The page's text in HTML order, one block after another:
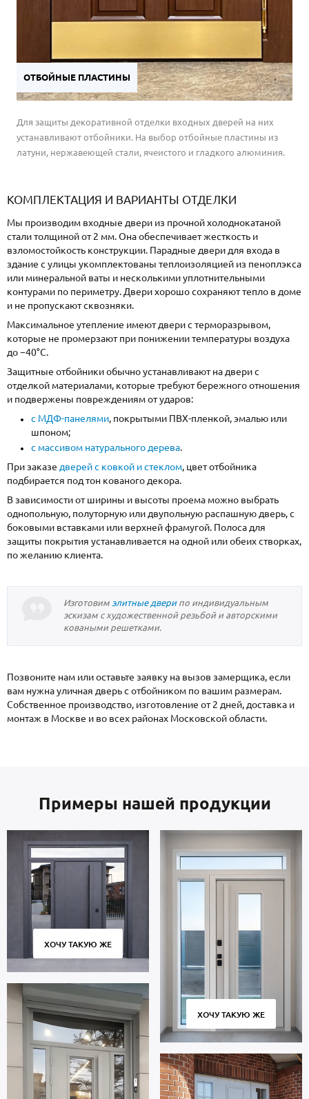
ОТБОЙНЫЕ ПЛАСТИНЫ
Для защиты декоративной отделки входных дверей на них
устанавливают отбойники. На выбор отбойные пластины из
латуни, нержавеющей стали, ячеистого и гладкого алюминия.
КОМПЛЕКТАЦИЯ И ВАРИАНТЫ ОТДЕЛКИ
Мы производим входные двери из прочной холоднокатаной
стали толщиной от 2 мм. Она обеспечивает жесткость и
взломостойкость конструкции. Парадные двери для входа в
здание с улицы укомплектованы теплоизоляцией из пеноплэкса
или минеральной ваты и несколькими уплотнительными
контурами по периметру. Двери хорошо сохраняют тепло в доме
и не пропускают сквозняки.
Максимальное утепление имеют двери с терморазрывом,
которые не промерзают при понижении температуры воздуха
до −40°С.
Защитные отбойники обычно устанавливают на двери с
отделкой материалами, которые требуют бережного отношения
и подвержены повреждениям от ударов:
с МДФ-панелями, покрытыми ПВХ-пленкой, эмалью или
шпоном;
с массивом натурального дерева.
При заказе дверей с ковкой и стеклом, цвет отбойника
подбирается под тон кованого декора.
В зависимости от ширины и высоты проема можно выбрать
однопольную, полуторную или двупольную распашную дверь, с
боковыми вставками или верхней фрамугой. Полоса для
защиты покрытия устанавливается на одной или обеих створках,
по желанию клиента.
Изготовим элитные дверипо индивидуальным
эскизам с художественной резьбой и авторскими
коваными решетками.
Позвоните нам или оставьте заявку на вызов замерщика, если
вам нужна уличная дверь с отбойником по вашим размерам.
Собственное производство, изготовление от 2 дней, доставка и
монтаж в Москве и во всех районах Московской области.
Примеры нашей продукции
ХОЧУ ТАКУЮ ЖЕ
ХОЧУ ТАКУЮ ЖЕ